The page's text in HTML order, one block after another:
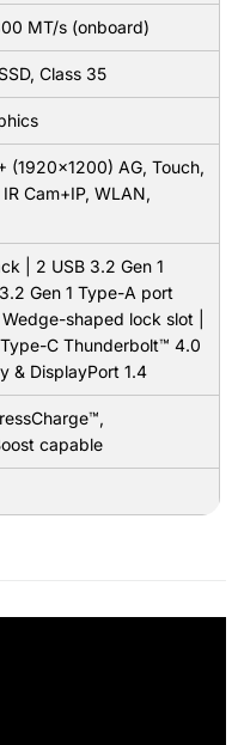
MT/s (onboard)
Class 35
(1920x1200) AG, Touch,
Cam+IP, WLAN,
| 2 USB 3.2 Gen 1
Gen 1 Type-A port
shaped lock slot |
C Thunderbolt™ 4.0
& DisplayPort 1.4
capable